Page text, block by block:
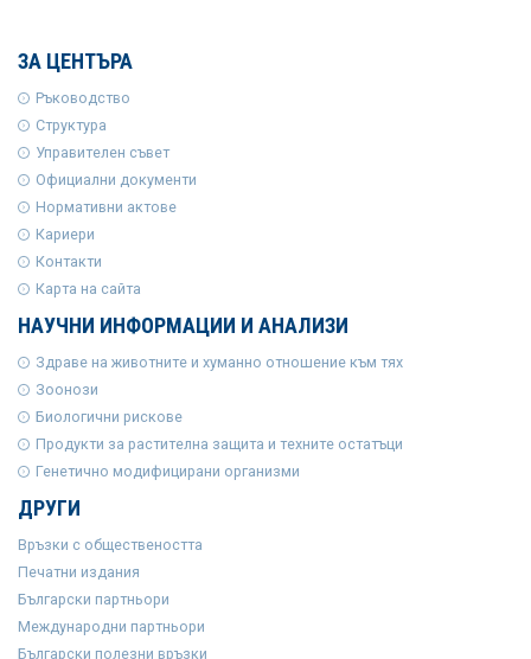
ЗА ЦЕНТЪРА
Ръководство
Структура
Управителен съвет
Официални документи
Нормативни актове
Кариери
Контакти
Карта на сайта
НАУЧНИ ИНФОРМАЦИИ И АНАЛИЗИ
Здраве на животните и хуманно отношение към тях
Зоонози
Биологични рискове
Продукти за растителна защита и техните остатъци
Генетично модифицирани организми
ДРУГИ
Връзки с обществеността
Печатни издания
Български партньори
Международни партньори
Български полезни връзки